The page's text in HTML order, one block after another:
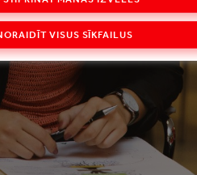
VISUS SĪKFAILUS